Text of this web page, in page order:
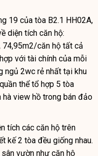
19 của tòa B2.1 HH02A,
diện tích căn hộ:
74,95m2/căn hộ tất cả
với tài chính của mỗi
ngủ 2wc rẻ nhất tại khu
thể tổ hợp 5 tòa
hà view hồ trong bán đảo
tích các căn hộ trên
kế 2 tòa đều giống nhau.
vườn như căn hộ